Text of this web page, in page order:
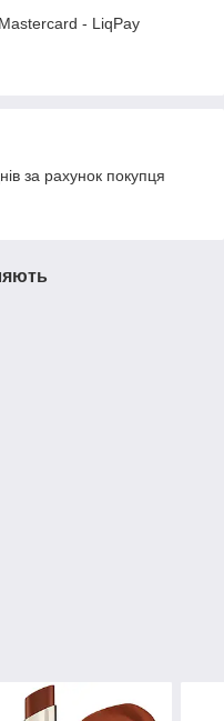
- LiqPay
за рахунок покупця